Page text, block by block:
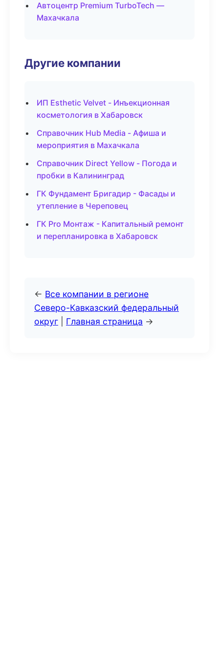
Автоцентр Premium TurboTech —
Махачкала
Другие компании
ИП Esthetic Velvet - Инъекционная
косметология в Хабаровск
Справочник Hub Media - Афиша и
мероприятия в Махачкала
Справочник Direct Yellow - Погода и
пробки в Калининград
ГК Фундамент Бригадир - Фасады и
утепление в Череповец
ГК Pro Монтаж - Капитальный ремонт
и перепланировка в Хабаровск
← Все компании в регионе
Северо-Кавказский федеральный
округ
Главная страница →